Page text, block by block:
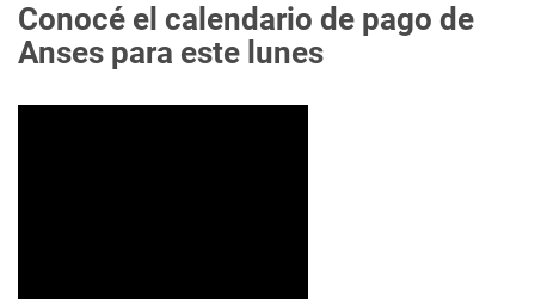
Conocé el calendario de pago de
Anses para este lunes